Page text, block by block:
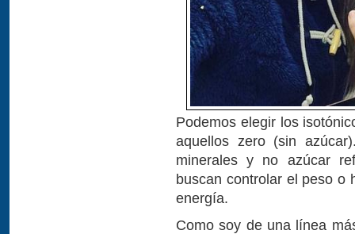
Podemos elegir los
aquellos zero (sin
minerales y no azúcar
buscan controlar el peso o
energía.
Como soy de una línea